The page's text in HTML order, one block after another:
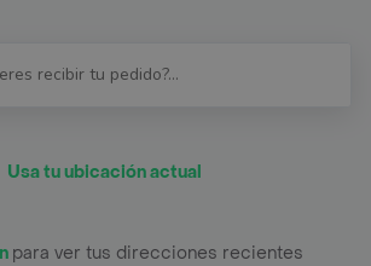
Usa tu ubicación actual
para ver tus direcciones recientes